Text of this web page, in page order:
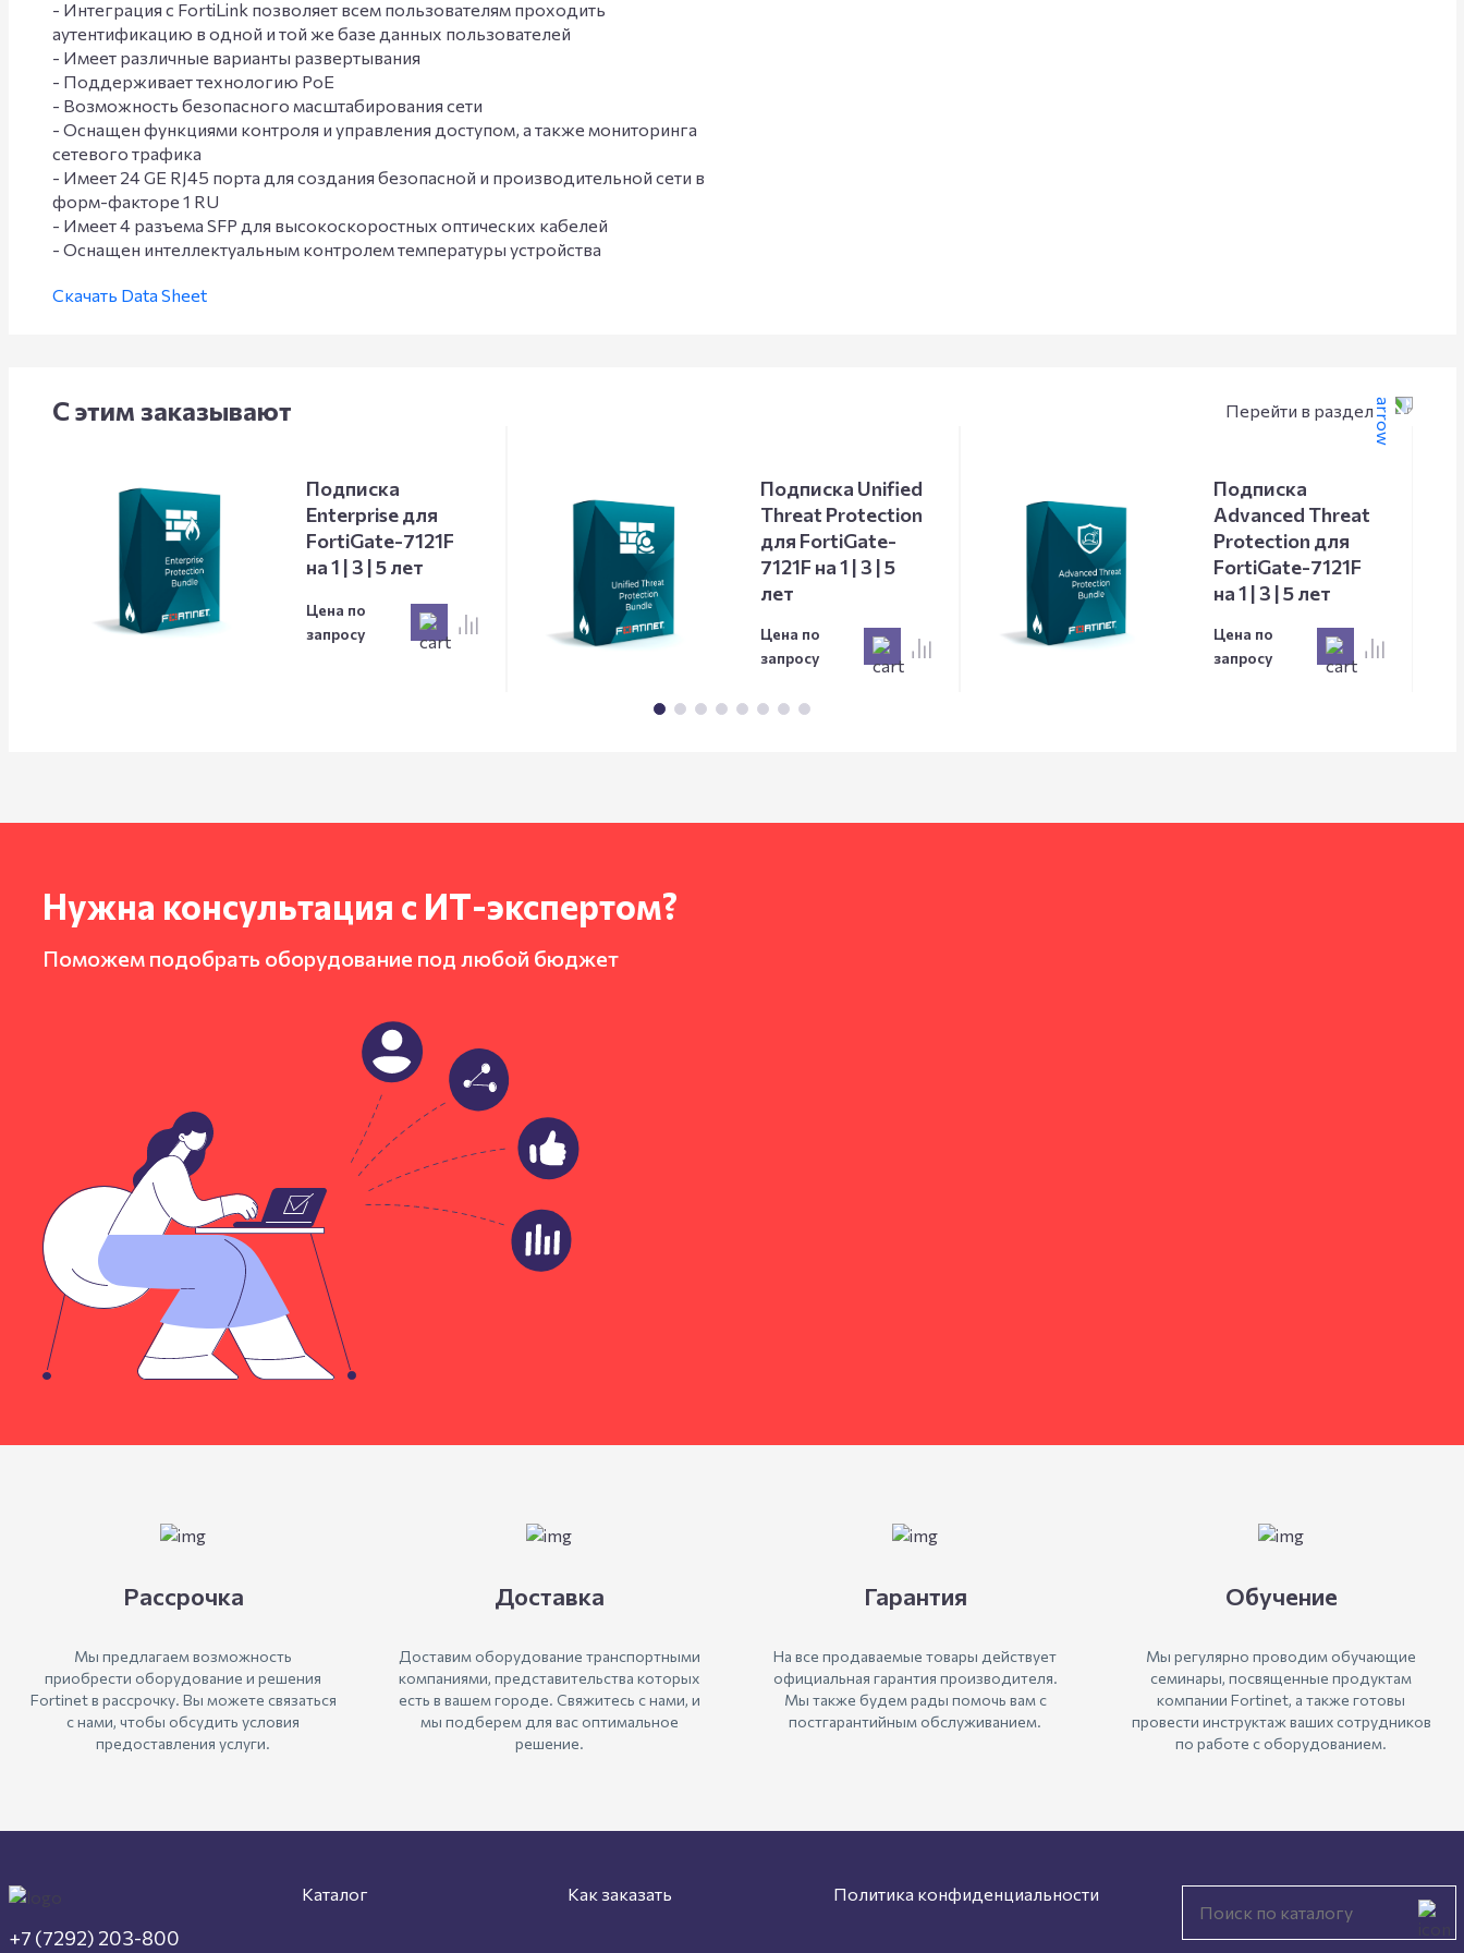
- Интеграция с FortiLink позволяет всем пользователям проходить
аутентификацию в одной и той же базе данных пользователей
- Имеет различные варианты развертывания
- Поддерживает технологию PoE
- Возможность безопасного масштабирования сети
- Оснащен функциями контроля и управления доступом, а также мониторинга
сетевого трафика
- Имеет 24 GE RJ45 порта для создания безопасной и производительной сети в
форм-факторе 1 RU
- Имеет 4 разъема SFP для высокоскоростных оптических кабелей
- Оснащен интеллектуальным контролем температуры устройства
Скачать Data Sheet
С этим заказывают Перейти в раздел
Подписка
Enterprise для
FortiGate-7121F
на 1 | 3 | 5 лет
Цена по
запросу
Подписка Unified
Threat Protection
для FortiGate-
7121F на 1 | 3 | 5
лет
Цена по
запросу
Подписка
Advanced Threat
Protection для
FortiGate-7121F
на 1 | 3 | 5 лет
Цена по
запросу
Нужна консультация с ИТ-экспертом?
Поможем подобрать оборудование под любой бюджет
Рассрочка
Мы предлагаем возможность
приобрести оборудование и решения
Fortinet в рассрочку. Вы можете связаться
с нами, чтобы обсудить условия
предоставления услуги.
Доставка
Доставим оборудование транспортными
компаниями, представительства которых
есть в вашем городе. Свяжитесь с нами, и
мы подберем для вас оптимальное
решение.
Гарантия
На все продаваемые товары действует
официальная гарантия производителя.
Мы также будем рады помочь вам с
постгарантийным обслуживанием.
Обучение
Мы регулярно проводим обучающие
семинары, посвященные продуктам
компании Fortinet, а также готовы
провести инструктаж ваших сотрудников
по работе с оборудованием.
+7 (7292) 203-800
Каталог Как заказать Политика конфиденциальности